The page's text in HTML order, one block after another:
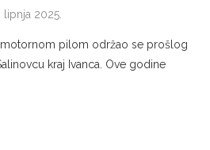
lipnja 2025.
motornom pilom održao se prošlog
kraj Ivanca. Ove godine